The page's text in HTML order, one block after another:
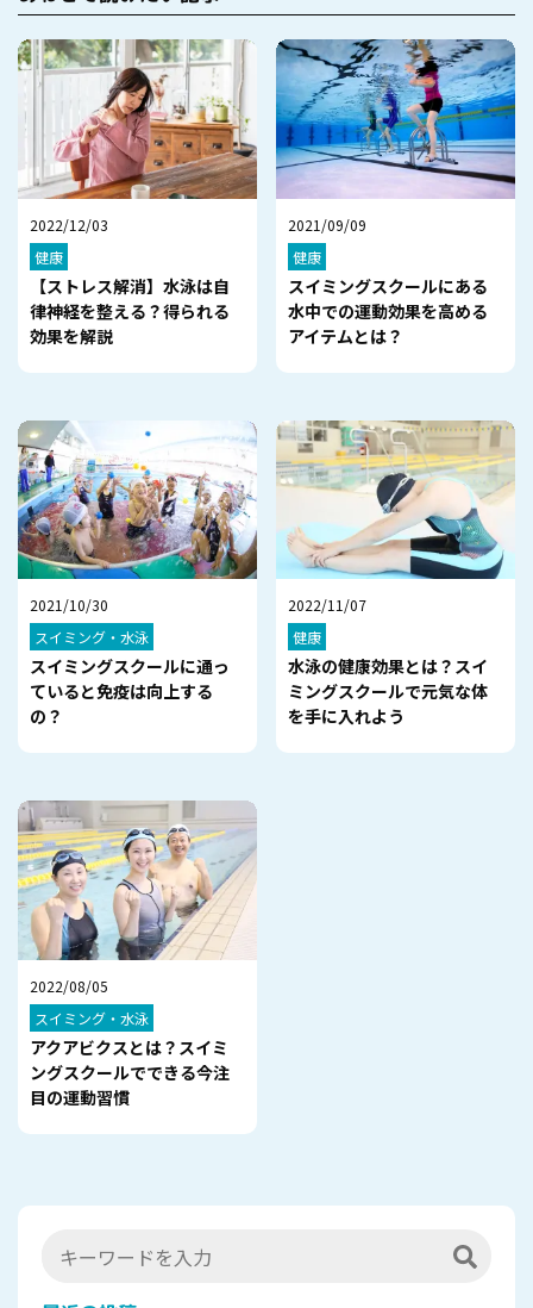
2022/12/03
健康
【ストレス解消】水泳は自
律神経を整える？得られる
効果を解説
2021/09/09
健康
スイミングスクールにある
水中での運動効果を高める
アイテムとは？
2021/10/30
スイミング・水泳
スイミングスクールに通っ
ていると免疫は向上する
の？
2022/11/07
健康
水泳の健康効果とは？スイ
ミングスクールで元気な体
を手に入れよう
2022/08/05
スイミング・水泳
アクアビクスとは？スイミ
ングスクールでできる今注
目の運動習慣